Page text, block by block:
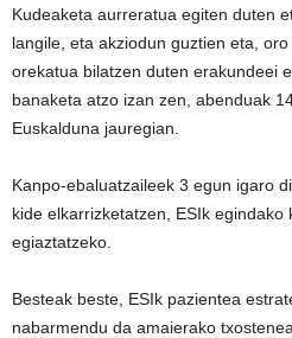
Kudeaketa aurreratua egiten duten
langile, eta akziodun guztien eta,
orekatua bilatzen duten erakundeei
banaketa atzo izan zen, abenduak
Euskalduna jauregian.
Kanpo-ebaluatzaileek 3 egun igaro
kide elkarrizketatzen, ESIk egindako
egiaztatzeko.
Besteak beste, ESIk pazientea
nabarmendu da amaierako